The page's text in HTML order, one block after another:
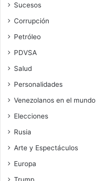
Sucesos
Corrupción
Petróleo
PDVSA
Salud
Personalidades
Venezolanos en el mundo
Elecciones
Rusia
Arte y Espectáculos
Europa